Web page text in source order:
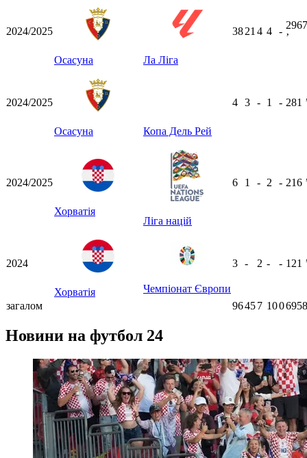
2024/2025
Осасуна Ла Ліга
3821 4 4 -
2967
ʼ
2024/2025
Осасуна Копа Дель Рей
4 3 - 1 - 281
2024/2025
Хорватія
Ліга націй
6 1 - 2 - 216
2024
Хорватія Чемпіонат Європи
3 - 2 - - 121
загалом 96457 100
Новини на футбол 24